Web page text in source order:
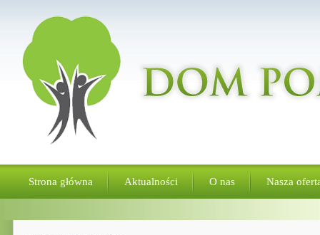
Strona główna Aktualności O nas Nasza